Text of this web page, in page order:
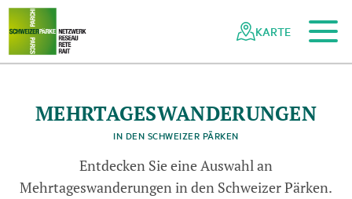
Navigieren
Netzwerk
Schweizer
Schnellnavigation
Zum Hauptinhalt
Zur mobilen Navigation
Zur Suche
Zum Fussbereich
Zur Sitemap
KARTE
MEHRTAGESWANDERUNGEN
IN DEN SCHWEIZER PÄRKEN
Entdecken Sie eine Auswahl an
Mehrtageswanderungen in den Schweizer Pärken.